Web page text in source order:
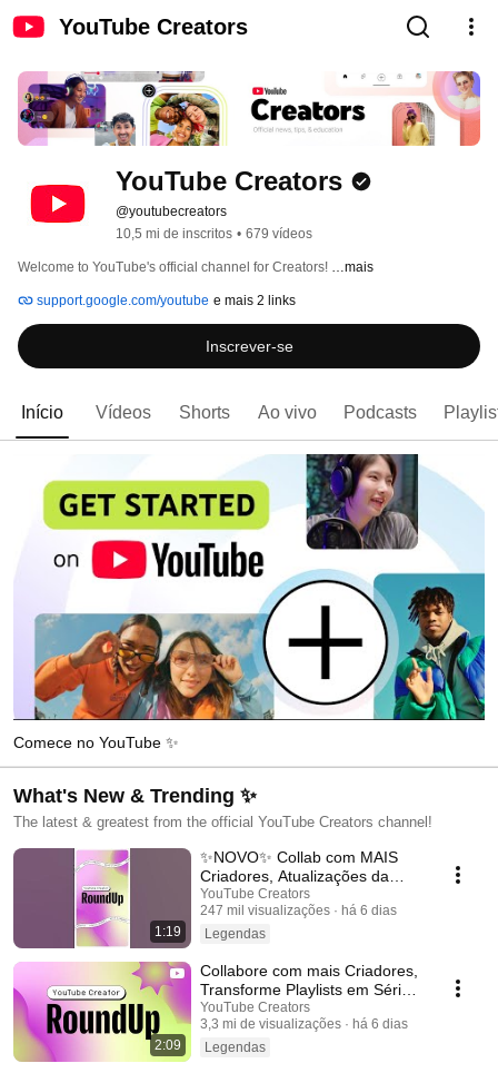
YouTube Creators
YouTube Creators
@youtubecreators
10,5 mi de inscritos • 679 vídeos
Welcome to YouTube's official channel for Creators! …mais
support.google.com/youtube e mais 2 links
Inscrever-se
Início Vídeos Shorts Ao vivo Podcasts
Comece no YouTube ✨
What's New & Trending ✨
The latest & greatest from the official YouTube Creators channel!
1:19
✨NOVO✨ Collab com MAIS
Criadores, Atualizações da
Comunidade e muito mais!
#shortsroundup
YouTube Creators
247 mil visualizações
há 6 dias
Legendas
2:09
Collabore com mais Criadores,
Transforme Playlists em Séries
e mais | Resumo do Criador
YouTube Creators
3,3 mi de visualizações
há 6 dias
Legendas